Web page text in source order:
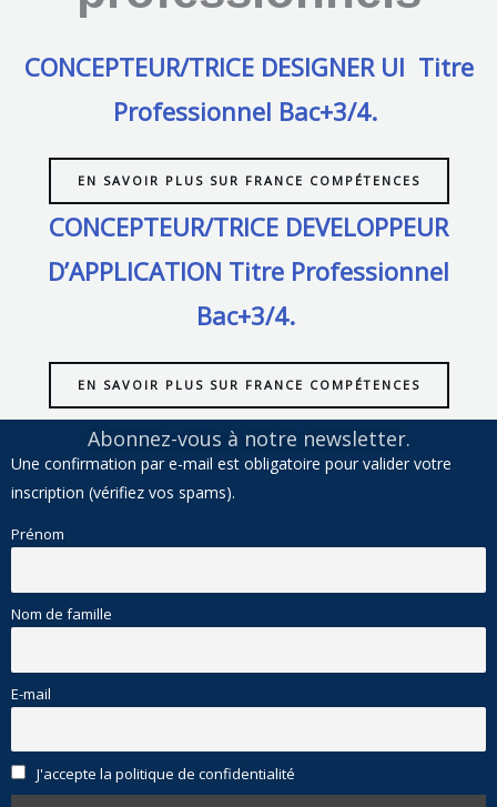
CONCEPTEUR/TRICE DESIGNER UI Titre
Professionnel Bac+3/4.
EN SAVOIR PLUS SUR FRANCE COMPÉTENCES
CONCEPTEUR/TRICE DEVELOPPEUR
D’APPLICATION Titre Professionnel
Bac+3/4.
EN SAVOIR PLUS SUR FRANCE COMPÉTENCES
Abonnez-vous à notre newsletter.
Une confirmation par e-mail est obligatoire pour valider votre
inscription (vérifiez vos spams).
Prénom
Nom de famille
E-mail
J'accepte la politique de confidentialité